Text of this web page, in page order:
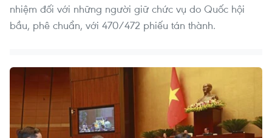
nhiệm đối với những người giữ chức vụ do Quốc hội
bầu, phê chuẩn, với 470/472 phiếu tán thành.